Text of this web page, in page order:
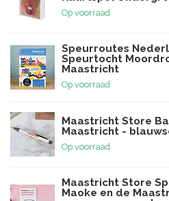
Op voorraad
Speurroutes
Speurtocht
Maastricht
Op voorraad
Maastricht Store
Maastricht -
Op voorraad
Maastricht Store
Maoke en de